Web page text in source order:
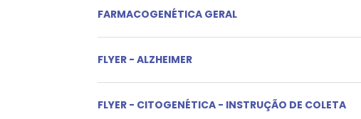
FARMACOGENÉTICA GERAL
FLYER - ALZHEIMER
FLYER - CITOGENÉTICA - INSTRUÇÃO DE COLETA